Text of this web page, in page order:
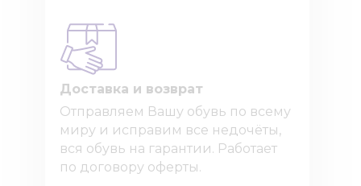
Доставка и возврат
Отправляем Вашу обувь по всему
миру и исправим все недочёты,
вся обувь на гарантии. Работает
по договору оферты.